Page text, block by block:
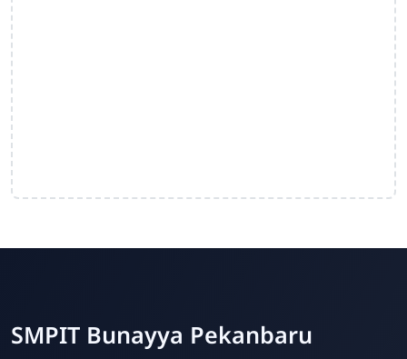
SMPIT Bunayya Pekanbaru